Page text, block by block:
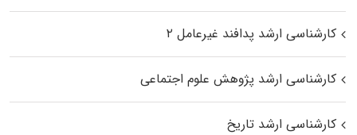
کارشناسی ارشد پدافند غیرعامل ۲
کارشناسی ارشد پژوهش علوم اجتماعی
کارشناسی ارشد تاریخ